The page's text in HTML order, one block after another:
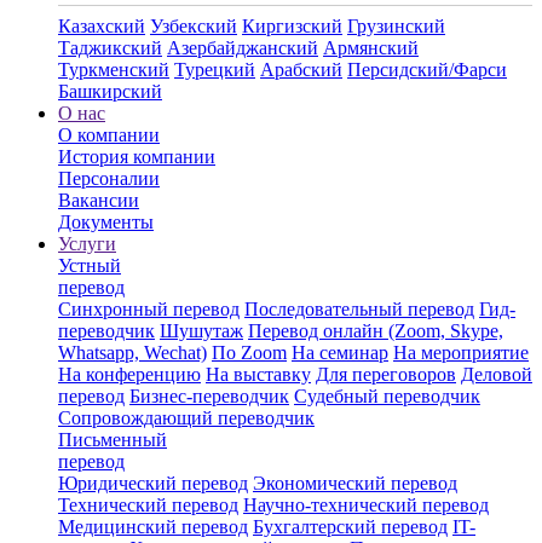
Казахский Узбекский Киргизский Грузинский
Таджикский Азербайджанский Армянский
Туркменский Турецкий Арабский Персидский/Фарси
Башкирский
О нас
О компании
История компании
Персоналии
Вакансии
Документы
Услуги
Устный
перевод
Синхронный перевод Последовательный перевод Гид-
переводчик Шушутаж Перевод онлайн (Zoom, Skype,
Whatsapp, Wechat) По Zoom На семинар На мероприятие
На конференцию На выставку Для переговоров Деловой
перевод Бизнес-переводчик Судебный переводчик
Сопровождающий переводчик
Письменный
перевод
Юридический перевод Экономический перевод
Технический перевод Научно-технический перевод
Медицинский перевод Бухгалтерский перевод IT-